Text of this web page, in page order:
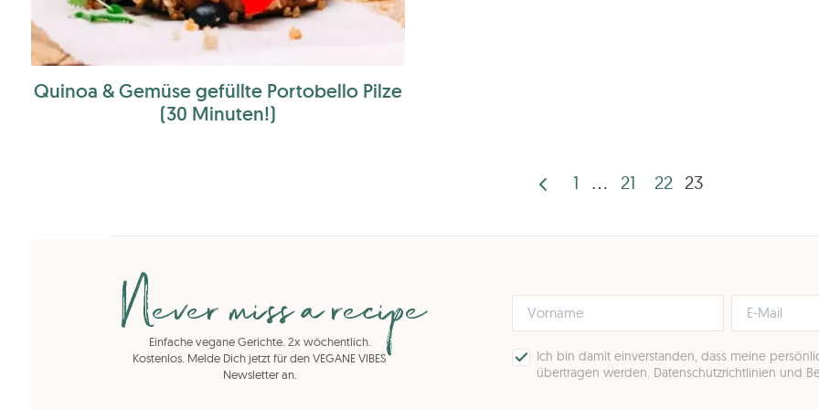
Quinoa & Gemüse gefüllte Portobello Pilze
(30 Minuten!)
der
1 … 21 22 23
Never miss a recipe
Einfache vegane Gerichte. 2x wöchentlich.
Kostenlos. Melde Dich jetzt für den VEGANE VIBES
Newsletter an.
Ich bin damit einverstanden, dass meine
übertragen werden. Datenschutzrichtlinien und